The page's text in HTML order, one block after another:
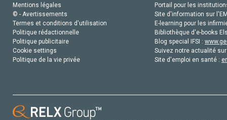
Mentions légales
© - Avertissements
Termes et conditions d'utilisation
Politique rédactionnelle
Politique publicitaire
Cookie settings
Politique de la vie privée
Portail pour les
Site d'information sur
E-learning pour les
Bibliothèque d'e-books
Blog special IFSI :
Suivez notre actualité
Site d'emploi en santé :